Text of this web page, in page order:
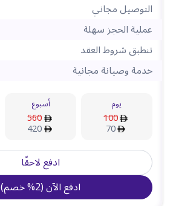
التوصيل مجاني
عملية الحجز سهلة
تنطبق شروط العقد
خدمة وصيانة مجانية
يوم
100
70
أسبوع
560
420
ادفع لاحقًا
ادفع الآن(
2
%خصم)